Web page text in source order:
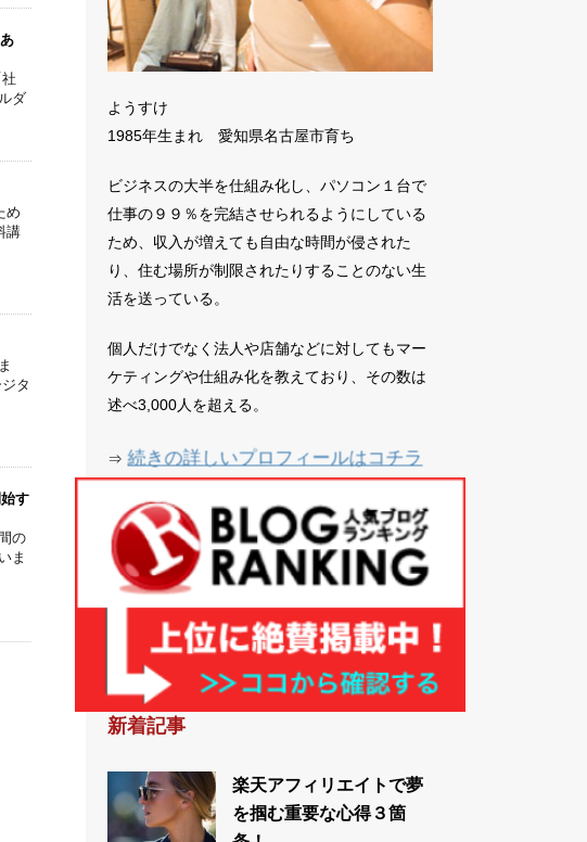
ダ
め
講
タ
す
の
ま
ようすけ
1985年生まれ 愛知県名古屋市育ち
ビジネスの大半を仕組み化し、パソコン１台で
仕事の９９％を完結させられるようにしている
ため、収入が増えても自由な時間が侵された
り、住む場所が制限されたりすることのない生
活を送っている。
個人だけでなく法人や店舗などに対してもマー
ケティングや仕組み化を教えており、その数は
述べ3,000人を超える。
⇒ 続きの詳しいプロフィールはコチラ
新着記事
楽天アフィリエイトで夢
を掴む重要な心得３箇